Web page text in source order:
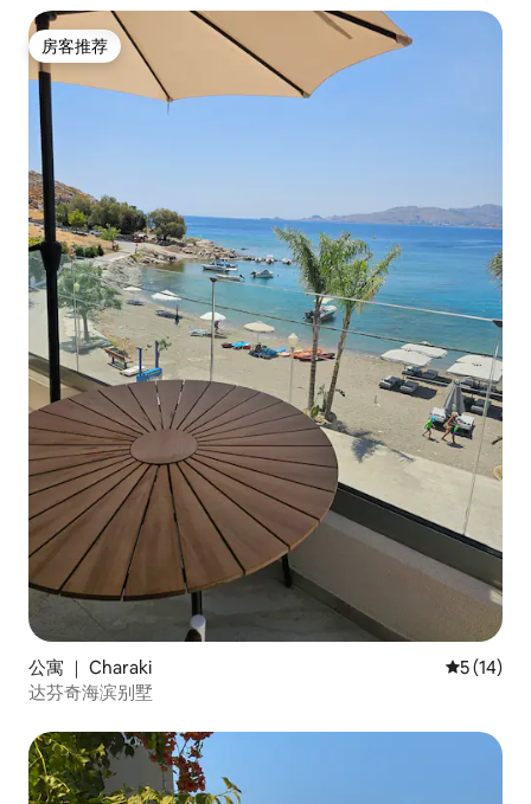
房客推荐
房客推荐
公寓 ｜ Charaki 平均评分
5 (14)
达芬奇海滨别墅